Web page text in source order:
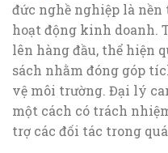
đức nghề nghiệp là
hoạt động kinh doanh.
lên hàng đầu, thể hiện
sách nhằm đóng góp
vệ môi trường. Đại lý
một cách có trách
trợ các đối tác trong